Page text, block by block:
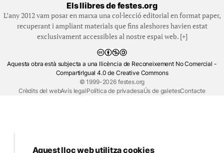
Els llibres de festes.org
L’any 2012 vam posar en marxa una col·lecció editorial en format paper,
recuperant i ampliant materials que fins aleshores havien estat
exclusivament accessibles al nostre espai web. [+]
Aquesta obra està subjecta a una llicència de Reconeixement No Comercial -
CompartirIgual 4.0 de Creative Commons
© 1999-2026 festes.org
Crèdits del webAvís legalPolítica de privadesaÚs de galetesContacte
Aquest lloc web utilitza cookies